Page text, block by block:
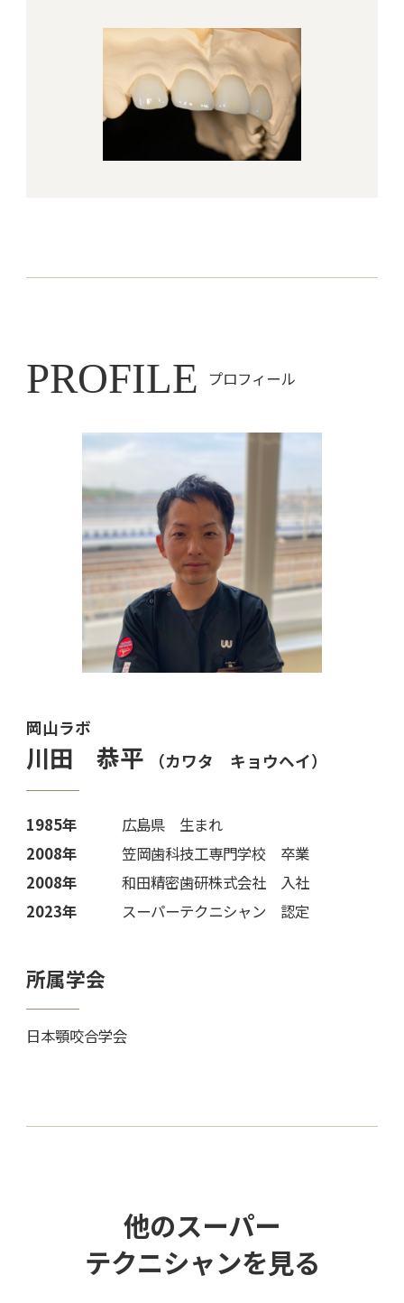
PROFILE プロフィール
岡山ラボ
川田 恭平 （カワタ キョウヘイ）
1985年
広島県 生まれ
2008年
笠岡歯科技工専門学校 卒業
2008年
和田精密歯研株式会社 入社
2023年
スーパーテクニシャン 認定
所属学会
日本顎咬合学会
他のスーパー
テクニシャンを見る